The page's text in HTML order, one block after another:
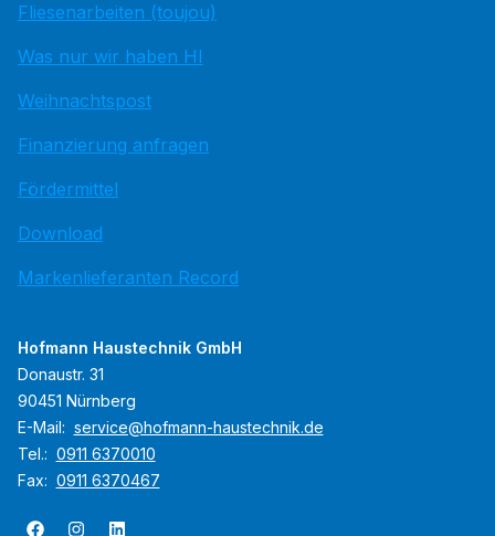
Fliesenarbeiten (toujou)
Was nur wir haben HI
Weihnachtspost
Finanzierung anfragen
Fördermittel
Download
Markenlieferanten Record
Hofmann Haustechnik GmbH
Donaustr. 31
90451 Nürnberg
E-Mail: service@hofmann-haustechnik.de
Tel.: 0911 6370010
Fax: 0911 6370467